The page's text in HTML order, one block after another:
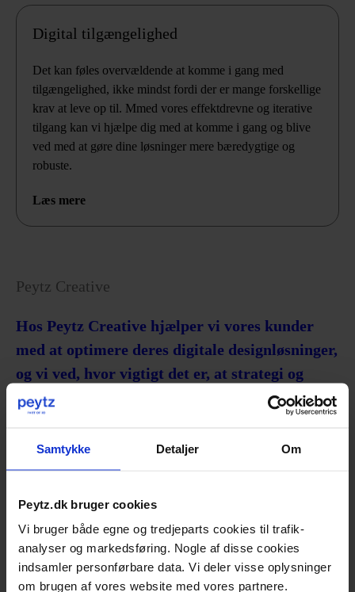
Samtykke Detaljer Om
Peytz.dk bruger cookies
Vi bruger både egne og tredjeparts cookies til trafik-
analyser og markedsføring. Nogle af disse cookies
indsamler personførbare data. Vi deler visse oplysninger
om brugen af vores website med vores partnere.
Digital tilgængelighed
Det kan føles overvældende at komme i gang med
tilgængelighed, ikke mindst fordi der er mange forskellige
krav at leve op til. Mmed vores effektdrevne og iterative
tilgang kan vi hjælpe dig med at komme i gang og blive
ved med at gøre dine løsninger mere bæredygtige og
robuste.
Læs mere
Peytz Creative
Hos Peytz Creative hjælper vi vores kunder
med at optimere deres digitale designløsninger,
og vi ved, hvor vigtigt det er, at strategi og
design hænger sammen. Vi skaber veldesignede
gennemtænkt UX, design og brugerinddragelse
til Peytz’ mange kunder.
UDVALGTE CASES